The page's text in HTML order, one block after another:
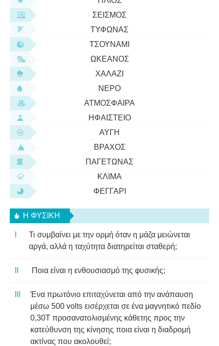
ΣΕΙΣΜΌΣ
ΤΥΦΏΝΑΣ
ΤΣΟΥΝΆΜΙ
ΩΚΕΑΝΌΣ
ΧΑΛΆΖΙ
ΝΕΡΌ
ΑΤΜΌΣΦΑΙΡΑ
ΗΦΑΊΣΤΕΙΟ
ΑΥΓΉ
ΒΡΆΧΟΣ
ΠΑΓΕΤΏΝΑΣ
ΚΛΊΜΑ
ΦΕΓΓΆΡΙ
Η ΦΥΣΙΚΗ
Τι συμβαίνει με την ορμή όταν η μάζα μειώνεται
αργά, αλλά η ταχύτητα διατηρείται σταθερή;
Ποια είναι η ενθουσιασμό της φυσικής;
Ένα πρωτόνιο επιταχύνεται από την ανάπαυση
μέσω 500 volts εισέρχεται σε ένα μαγνητικό πεδίο
0,30Τ προσανατολισμένης κάθετης προς την
κατεύθυνση της κίνησης ποια είναι η διαδρομή
ακτίνας που ακολουθεί;